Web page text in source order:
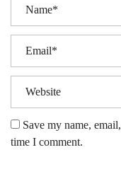
Save my name,
time I comment.